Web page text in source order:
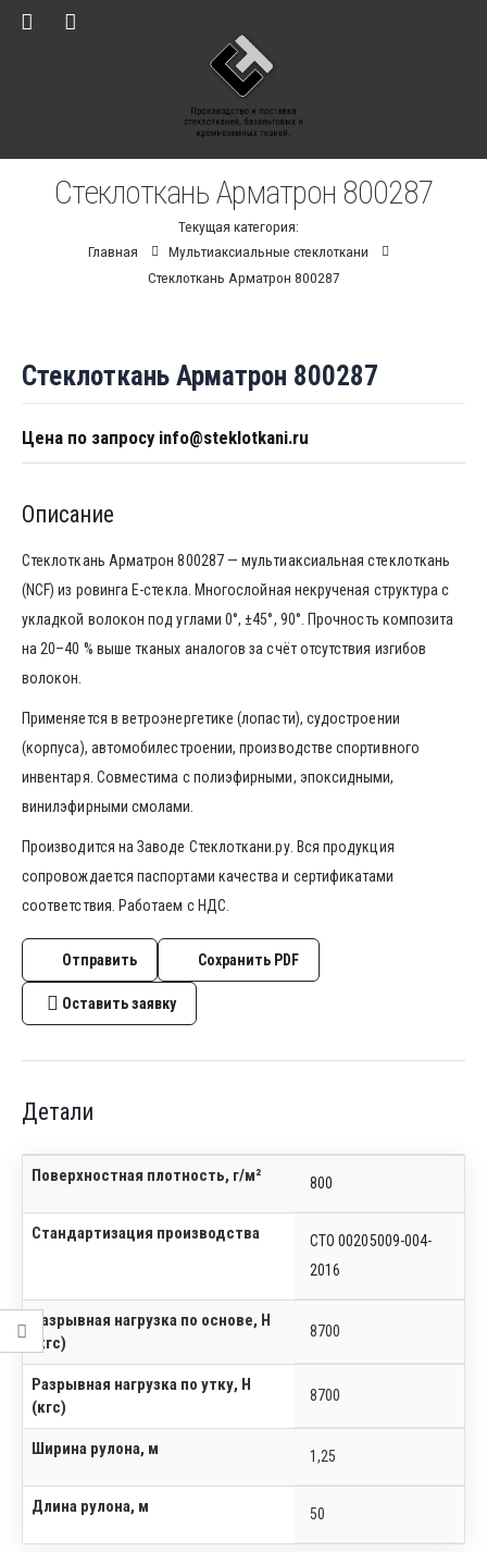
Стеклоткань Арматрон 800287
Текущая категория:
Главная
Мультиаксиальные стеклоткани
Стеклоткань Арматрон 800287
Стеклоткань Арматрон 800287
Цена по запросу info@steklotkani.ru
Описание
Стеклоткань Арматрон 800287 — мультиаксиальная стеклоткань
(NCF) из ровинга E-стекла. Многослойная некрученая структура с
укладкой волокон под углами 0°, ±45°, 90°. Прочность композита
на 20–40 % выше тканых аналогов за счёт отсутствия изгибов
волокон.
Применяется в ветроэнергетике (лопасти), судостроении
(корпуса), автомобилестроении, производстве спортивного
инвентаря. Совместима с полиэфирными, эпоксидными,
винилэфирными смолами.
Производится на Заводе Стеклоткани.ру. Вся продукция
сопровождается паспортами качества и сертификатами
соответствия. Работаем с НДС.
Отправить Сохранить PDF
Оставить заявку
Детали
Поверхностная плотность, г/м² 800
Стандартизация производства
СТО 00205009-004-
2016
Разрывная нагрузка по основе, Н
(кгс)
8700
Разрывная нагрузка по утку, Н
(кгс)
8700
Ширина рулона, м 1,25
Длина рулона, м 50